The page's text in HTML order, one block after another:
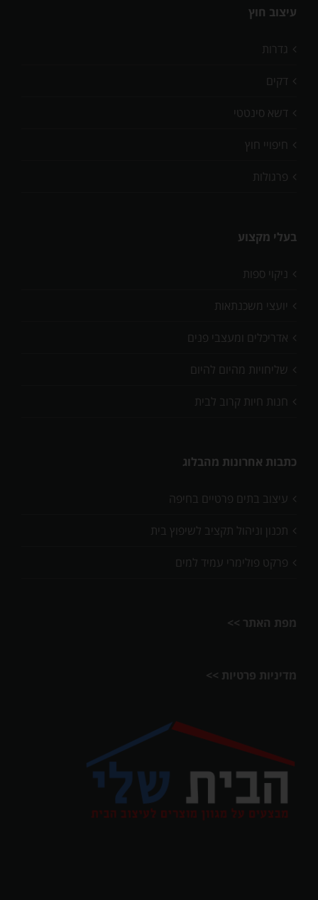
עיצוב חוץ
גדרות
דקים
דשא סינטטי
חיפויי חוץ
פרגולות
בעלי מקצוע
ניקוי ספות
יועצי משכנתאות
אדריכלים ומעצבי פנים
שליחויות מהיום להיום
חנות חיות קרוב לבית
כתבות אחרונות מהבלוג
עיצוב בתים פרטיים בחיפה
תכנון וניהול תקציב לשיפוץ בית
פרקט פולימרי עמיד למים
מפת האתר >>
מדיניות פרטיות >>